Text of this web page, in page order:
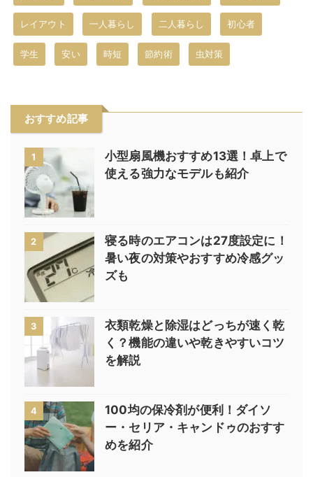
レイアウト 一人暮らし 二人暮らし 初心者
学生 安い 時短 節約術 虫対策
おすすめ記事
1
小型扇風機おすすめ13選！卓上で
使える強力なモデルも紹介
2
寝る時のエアコンは27度設定に！
暑い夜の対策やおすすめ冷感グッ
ズも
3
衣類乾燥と除湿はどっちが速く乾
く？機能の違いや乾きやすいコツ
を解説
4
100均の保冷剤が便利！ダイソ
ー・セリア・キャンドゥのおすす
めを紹介